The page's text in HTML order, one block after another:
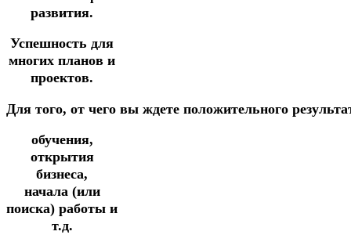
развития.
Успешность для
многих планов и
проектов.
Для того, от чего вы ждете положительного
обучения,
открытия
бизнеса,
начала (или
поиска) работы и
т.д.